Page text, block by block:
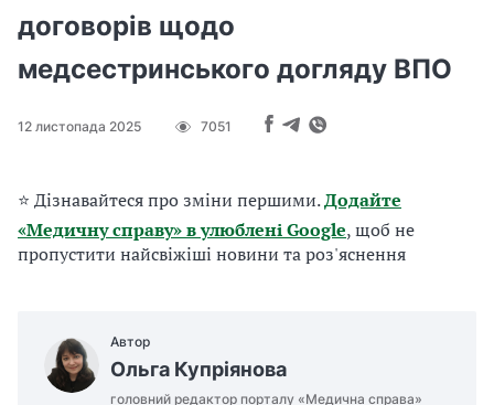
договорів щодо
медсестринського догляду ВПО
12 листопада 2025 7051
⭐ Дізнавайтеся про зміни першими.Додайте
«Медичну справу» в улюблені Google, щоб не
пропустити найсвіжіші новини та роз'яснення
Автор
Ольга Купріянова
головний редактор порталу «Медична справа»
а
и
б
а